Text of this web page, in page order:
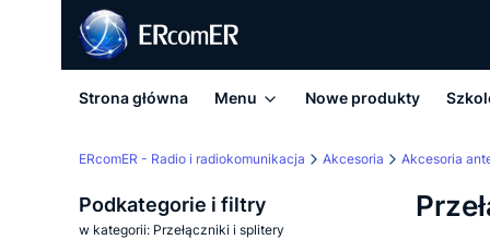
Strona główna Menu Nowe produkty
ERcomER - Radio i radiokomunikacja Akcesoria Akcesoria
Podkategorie i filtry
w kategorii: Przełączniki i splitery